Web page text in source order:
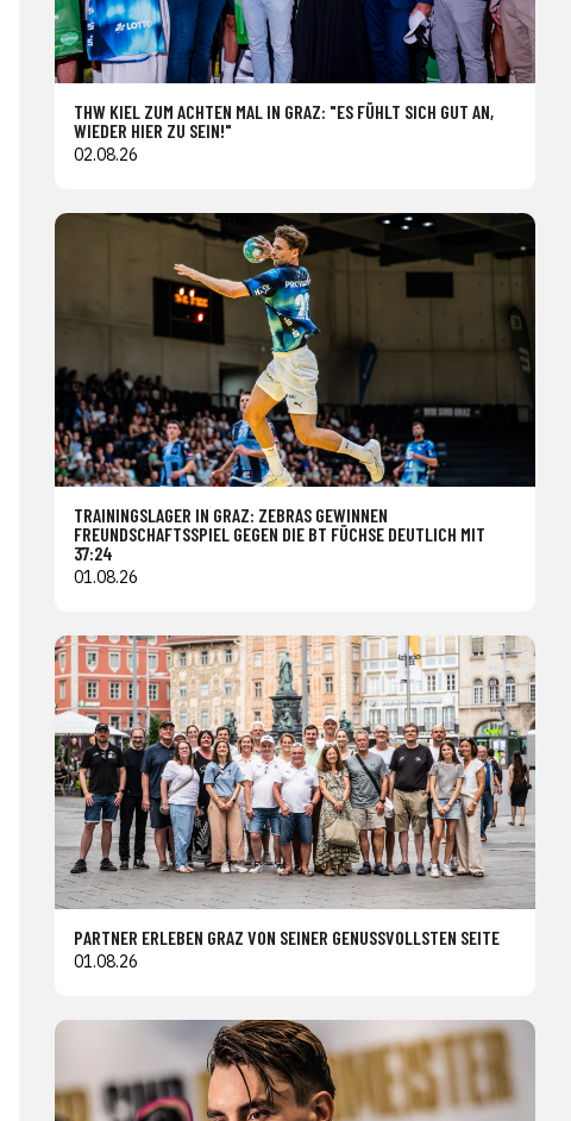
THW KIEL ZUM ACHTEN MAL IN GRAZ: "ES FÜHLT SICH GUT AN,
WIEDER HIER ZU SEIN!"
02.08.26
TRAININGSLAGER IN GRAZ: ZEBRAS GEWINNEN
FREUNDSCHAFTSSPIEL GEGEN DIE BT FÜCHSE DEUTLICH MIT
37:24
01.08.26
PARTNER ERLEBEN GRAZ VON SEINER GENUSSVOLLSTEN SEITE
01.08.26